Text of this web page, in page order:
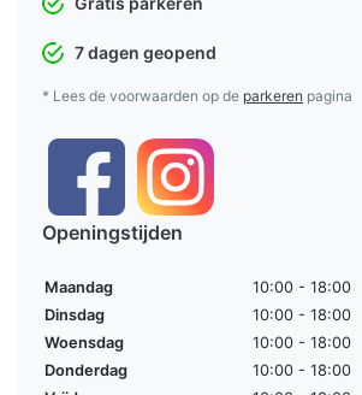
7 dagen geopend
* Lees de voorwaarden op de parkeren pagina
Openingstijden
Maandag
10:00 - 18:00
Dinsdag
10:00 - 18:00
Woensdag
10:00 - 18:00
Donderdag
10:00 - 18:00